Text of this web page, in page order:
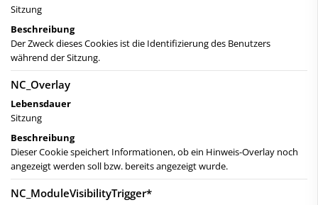
Sitzung
Beschreibung
Der Zweck dieses Cookies ist die Identifizierung des Benutzers
während der Sitzung.
NC_Overlay
Lebensdauer
Sitzung
Beschreibung
Dieser Cookie speichert Informationen, ob ein Hinweis-Overlay noch
angezeigt werden soll bzw. bereits angezeigt wurde.
NC_ModuleVisibilityTrigger*